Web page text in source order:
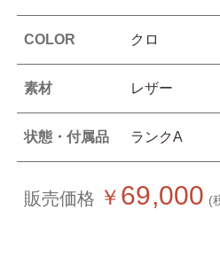
COLOR クロ
素材 レザー
状態・付属品 ランクA
販売価格 ￥ 69,000 (